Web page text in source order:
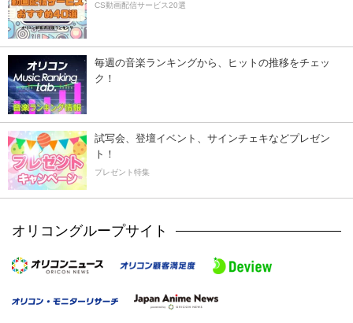
CS動画配信サービス20選
毎週の音楽ランキングから、ヒットの推移をチェッ
ク！
試写会、登壇イベント、サインチェキなどプレゼン
ト！
プレゼント特集
オリコングループサイト